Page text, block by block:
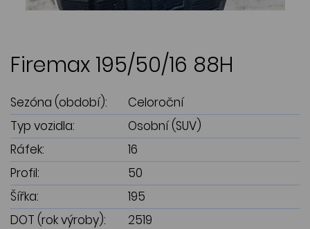
Firemax 195/50/16 88H
Sezóna (období):
Celoroční
Typ vozidla:
Osobní (SUV)
Ráfek:
16
Profil:
50
Šířka:
195
DOT (rok výroby):
2519